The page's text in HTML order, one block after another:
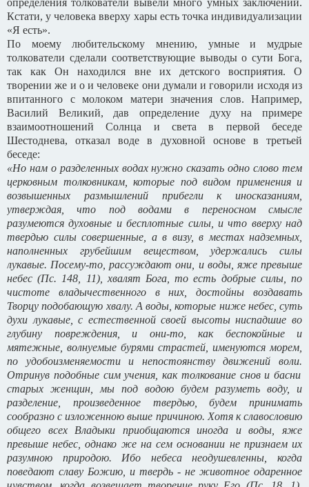
определения толкователи вывели много умных заключений.
Кстати, у человека вверху хары есть точка индивидуализации
«Я есть».
По моему любительскому мнению, умные и мудрые
толкователи сделали соответствующие выводы о сути Бога,
так как Он находился вне их детского восприятия. О
творении же и о и человеке они думали и говорили исходя из
впитанного с молоком матери значения слов. Например,
Василий Великий, дав определение духу на примере
взаимоотношений Солнца и света в первой беседе
Шестоднева, отказал воде в духовной основе в третьей
беседе:
«Но нам о разделенных водах нужно сказать одно слово тем
церковным толковникам, которые под видом применения и
возвышенных размышлений прибегли к иносказаниям,
утверждая, что под водами в переносном смысле
разумеются духовные и бесплотные силы, и что вверху над
твердью силы совершенные, а в визу, в местах надземных,
наполненных грубейшим веществом, удержались силы
лукавые. Посему-то, рассуждают они, и воды, яже превыше
небес (Пс. 148, 11), хвалят Бога, то есть добрые силы, по
чистоте владычественного в них, достойны воздавать
Творцу подобающую хвалу. А воды, которые ниже небес, суть
духи лукавые, с естественной своей высоты ниспадшие во
глубину повреждения, и они-то, как беспокойные и
мятежные, волнуемые бурями страстей, именуются морем,
по удобоизменяемости и непостоянству движений воли.
Отринув подобные сим учения, как толкование снов и басни
старых женщин, мы под водою будем разуметь воду, и
разделение, произведенное твердью, будем принимать
сообразно с изложенною выше причиною. Хотя к славословию
общего всех Владыки приобщаются иногда и воды, яже
превыше небес, однако же на сем основании не признаем их
разумною природою. Ибо небеса неодушевленны, когда
поведают славу Божию, и твердь - не животное одаренное